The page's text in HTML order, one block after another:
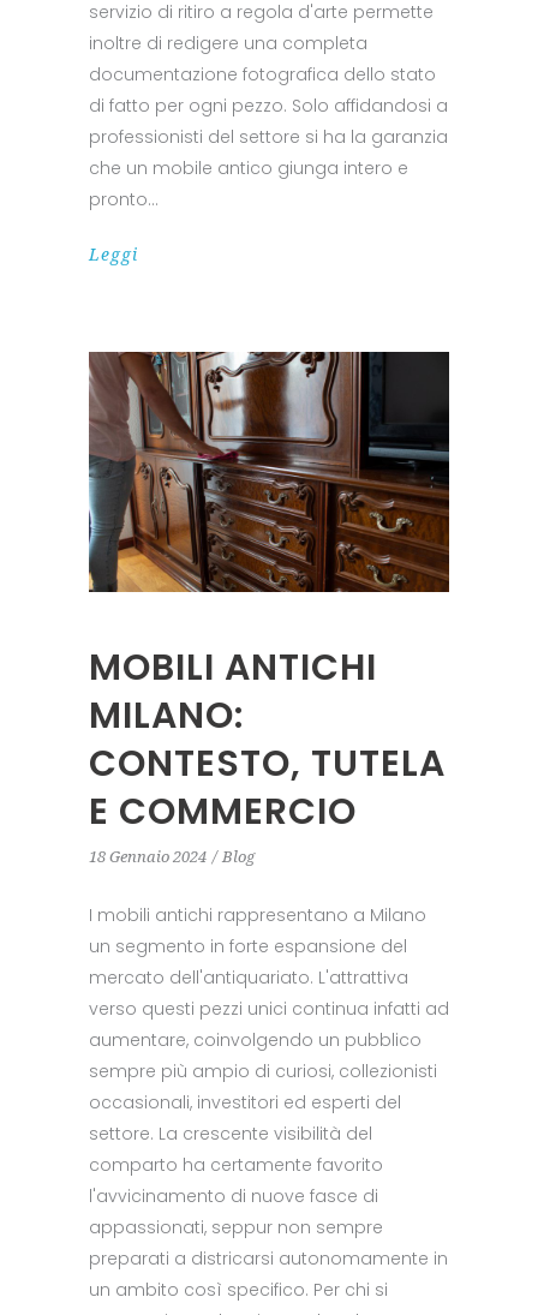
servizio di ritiro a regola d'arte permette
inoltre di redigere una completa
documentazione fotografica dello stato
di fatto per ogni pezzo. Solo affidandosi a
professionisti del settore si ha la garanzia
che un mobile antico giunga intero e
pronto
Leggi
MOBILI ANTICHI
MILANO:
CONTESTO, TUTELA
E COMMERCIO
18 Gennaio 2024 Blog
I mobili antichi rappresentano a Milano
un segmento in forte espansione del
mercato dell'antiquariato. L'attrattiva
verso questi pezzi unici continua infatti ad
aumentare, coinvolgendo un pubblico
sempre più ampio di curiosi, collezionisti
occasionali, investitori ed esperti del
settore. La crescente visibilità del
comparto ha certamente favorito
l'avvicinamento di nuove fasce di
appassionati, seppur non sempre
preparati a districarsi autonomamente in
un ambito così specifico. Per chi si